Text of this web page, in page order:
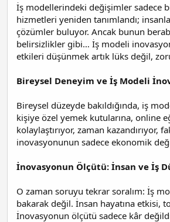
İş modellerindeki değişimler sadece
hizmetleri yeniden tanımlandı;
çözümler buluyor. Ancak bunun
belirsizlikler gibi… İş modeli
etkileri düşünmek artık lüks değil,
Bireysel Deneyim ve İş Modeli
Bireysel düzeyde bakıldığında, iş
kişiye özel yemek kutularına, online
kolaylaştırıyor, zaman
inovasyonunun sadece ekonomik
İnovasyonun Ölçütü: İnsan ve İş
O zaman soruyu tekrar soralım: İş
bakarak değil. İnsan hayatına etkisi,
İnovasyonun ölçütü sadece kâr